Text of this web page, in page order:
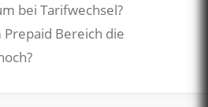
bei Tarifwechsel?
Bereich die